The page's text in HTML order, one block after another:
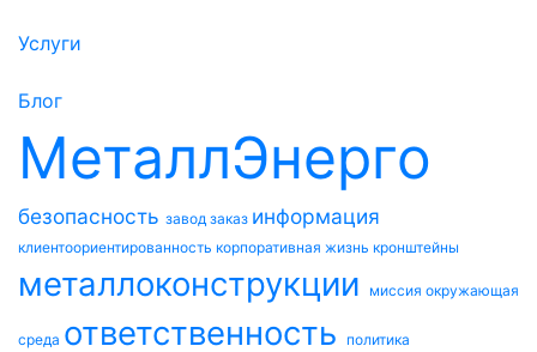
Услуги
Блог
МеталлЭнерго
безопасность завод заказ информация
клиентоориентированность корпоративная жизнь кронштейны
металлоконструкции миссия окружающая
среда ответственность политика